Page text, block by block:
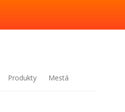
Produkty Mestá